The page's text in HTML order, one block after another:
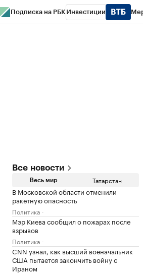
Подписка на РБК Инвестиции
Все новости
Весь мир Татарстан
В Московской области отменили
ракетную опасность
Политика
Мэр Киева сообщил о пожарах после
взрывов
Политика
CNN узнал, как высший военачальник
США пытается закончить войну с
Ираном